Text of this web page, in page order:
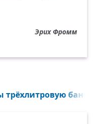
Эрих Фромм
трёхлитровую